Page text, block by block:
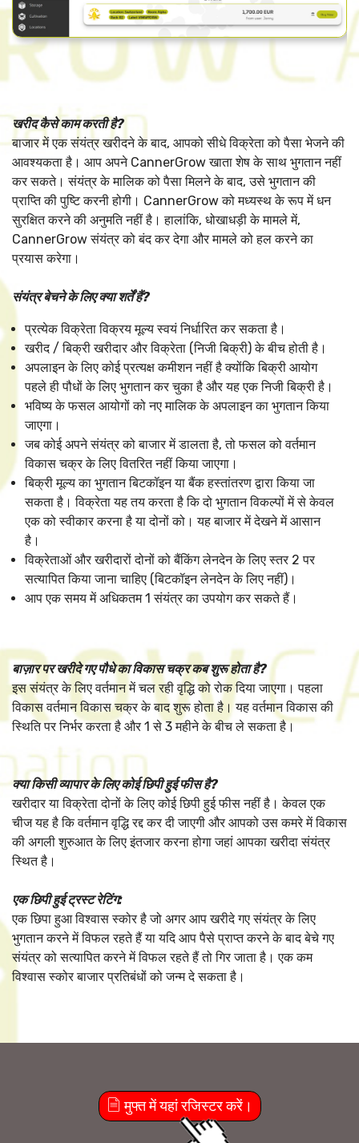
खरीद कैसे काम करती है?
बाजार में एक संयंत्र खरीदने के बाद, आपको सीधे विक्रेता को पैसा भेजने की
आवश्यकता है। आप अपने CannerGrow खाता शेष के साथ भुगतान नहीं
कर सकते। संयंत्र के मालिक को पैसा मिलने के बाद, उसे भुगतान की
प्राप्ति की पुष्टि करनी होगी। CannerGrow को मध्यस्थ के रूप में धन
सुरक्षित करने की अनुमति नहीं है। हालांकि, धोखाधड़ी के मामले में,
CannerGrow संयंत्र को बंद कर देगा और मामले को हल करने का
प्रयास करेगा।
संयंत्र बेचने के लिए क्या शर्तें हैं?
प्रत्येक विक्रेता विक्रय मूल्य स्वयं निर्धारित कर सकता है।
खरीद / बिक्री खरीदार और विक्रेता (निजी बिक्री) के बीच होती है।
अपलाइन के लिए कोई प्रत्यक्ष कमीशन नहीं है क्योंकि बिक्री आयोग
पहले ही पौधों के लिए भुगतान कर चुका है और यह एक निजी बिक्री है।
भविष्य के फसल आयोगों को नए मालिक के अपलाइन का भुगतान किया
जाएगा।
जब कोई अपने संयंत्र को बाजार में डालता है, तो फसल को वर्तमान
विकास चक्र के लिए वितरित नहीं किया जाएगा।
बिक्री मूल्य का भुगतान बिटकॉइन या बैंक हस्तांतरण द्वारा किया जा
सकता है। विक्रेता यह तय करता है कि दो भुगतान विकल्पों में से केवल
एक को स्वीकार करना है या दोनों को। यह बाजार में देखने में आसान
है।
विक्रेताओं और खरीदारों दोनों को बैंकिंग लेनदेन के लिए स्तर 2 पर
सत्यापित किया जाना चाहिए (बिटकॉइन लेनदेन के लिए नहीं)।
आप एक समय में अधिकतम 1 संयंत्र का उपयोग कर सकते हैं।
बाज़ार पर खरीदे गए पौधे का विकास चक्र कब शुरू होता है?
इस संयंत्र के लिए वर्तमान में चल रही वृद्धि को रोक दिया जाएगा। पहला
विकास वर्तमान विकास चक्र के बाद शुरू होता है। यह वर्तमान विकास की
स्थिति पर निर्भर करता है और 1 से 3 महीने के बीच ले सकता है।
क्या किसी व्यापार के लिए कोई छिपी हुई फीस है?
खरीदार या विक्रेता दोनों के लिए कोई छिपी हुई फीस नहीं है। केवल एक
चीज यह है कि वर्तमान वृद्धि रद्द कर दी जाएगी और आपको उस कमरे में विकास
की अगली शुरुआत के लिए इंतजार करना होगा जहां आपका खरीदा संयंत्र
स्थित है।
एक छिपी हुई ट्रस्ट रेटिंग:
एक छिपा हुआ विश्वास स्कोर है जो अगर आप खरीदे गए संयंत्र के लिए
भुगतान करने में विफल रहते हैं या यदि आप पैसे प्राप्त करने के बाद बेचे गए
संयंत्र को सत्यापित करने में विफल रहते हैं तो गिर जाता है। एक कम
विश्वास स्कोर बाजार प्रतिबंधों को जन्म दे सकता है।
मुफ्त में यहां रजिस्टर करें।